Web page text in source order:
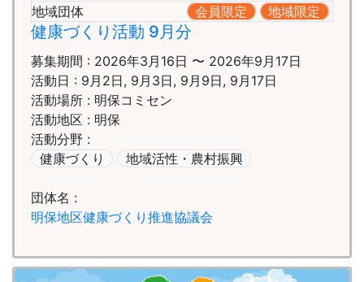
地域団体 会員限定 地域限定
健康づくり活動 9月分
募集期間 : 2026年3月16日 〜 2026年9月17日
活動日 : 9月2日, 9月3日, 9月9日, 9月17日
活動場所 : 明保コミセン
活動地区 : 明保
活動分野 :
健康づくり
地域活性・農村振興
団体名 :
明保地区健康づくり推進協議会